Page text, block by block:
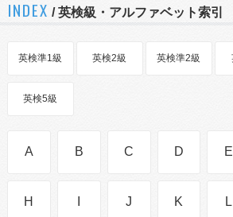
INDEX / 英検級・アルファベット索引
英検準1級 英検2級 英検準2級
英検5級
A B C D E
H J K L